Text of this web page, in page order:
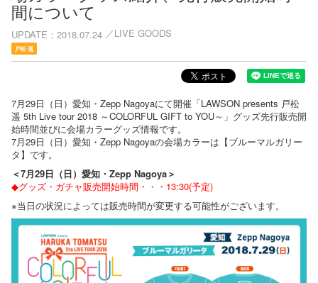
間について
UPDATE 2018.07.24 LIVE GOODS
戸松 遥
7月29日（日）愛知・Zepp Nagoyaにて開催「LAWSON presents 戸松
遥 5th Live tour 2018 ～COLORFUL GIFT to YOU～」グッズ先行販売開
始時間並びに会場カラーグッズ情報です。
7月29日（日）愛知・Zepp Nagoyaの会場カラーは【ブルーマルガリー
タ】です。
＜7月29日（日）愛知・Zepp Nagoya＞
◆グッズ・ガチャ販売開始時間・・・13:30(予定)
※当日の状況によっては販売時間が変更する可能性がございます。